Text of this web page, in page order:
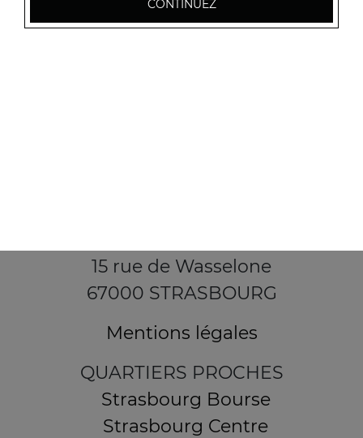
15 rue de Wasselone
67000 STRASBOURG
Mentions légales
QUARTIERS PROCHES
Strasbourg Bourse
Strasbourg Centre
CONTINUEZ